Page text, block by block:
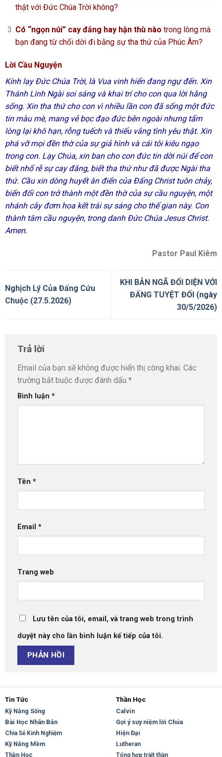
thật với Đức Chúa Trời không?
Có “ngọn núi” cay đắng hay hận thù nào trong lòng mà
bạn đang từ chối dời đi bằng sự tha thứ của Phúc Âm?
Lời Cầu Nguyện
Kính lạy Đức Chúa Trời, là Vua vinh hiển đang ngự đến. Xin
Thánh Linh Ngài soi sáng và khai trí cho con qua lời hằng
sống. Xin tha thứ cho con vì nhiều lần con đã sống một đức
tin màu mè, mang vẻ bọc đạo đức bên ngoài nhưng tấm
lòng lại khô hạn, rỗng tuếch và thiếu vắng tình yêu thật. Xin
phá vỡ mọi đền thờ của sự giả hình và cái tôi kiêu ngạo
trong con. Lạy Chúa, xin ban cho con đức tin dời núi để con
biết nhổ rễ sự cay đắng, biết tha thứ như đã được Ngài tha
thứ. Cầu xin dòng huyết ân điển của Đấng Christ tuôn chảy,
biến đổi con trở thành một đền thờ của sự cầu nguyện, một
nhánh cây đơm hoa kết trái sự sáng cho thế gian này. Con
thành tâm cầu nguyện, trong danh Đức Chúa Jesus Christ.
Amen.
Pastor Paul Kiêm
Nghịch Lý Của Đấng Cứu
Chuộc (27.5.2026)
KHI BẢN NGÃ ĐỐI DIỆN VỚI
ĐẤNG TUYỆT ĐỐI (ngày
30/5/2026)
Trả lời
Email của bạn sẽ không được hiển thị công khai. Các
trường bắt buộc được đánh dấu *
Bình luận *
Tên *
Email *
Trang web
Lưu tên của tôi, email, và trang web trong trình
duyệt này cho lần bình luận kế tiếp của tôi.
Tin Tức
Kỹ Năng Sống
Bài Học Nhân Bản
Chia Sẻ Kinh Nghiệm
Kỹ Năng Mềm
Thần Học
Thần Học
Calvin
Gợi ý suy niệm lời Chúa
Hiện Đại
Lutheran
Tổng hợp triết thần